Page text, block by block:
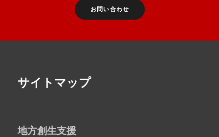
お問い合わせ
サイトマップ
地方創生支援